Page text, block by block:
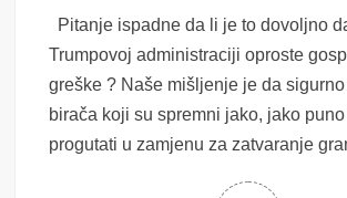
Pitanje ispadne da li je to dovoljno
Trumpovoj administraciji oproste
greške ? Naše mišljenje je da
birača koji su spremni jako, jako
progutati u zamjenu za zatvaranje